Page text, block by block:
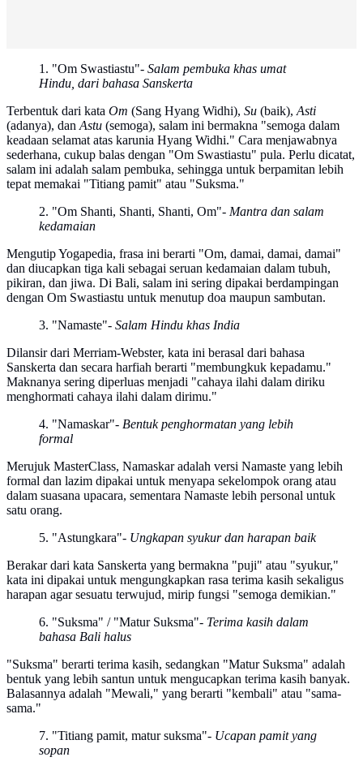
1. "Om Swastiastu"- Salam pembuka khas umat
Hindu, dari bahasa Sanskerta
Terbentuk dari kata Om (Sang Hyang Widhi), Su (baik), Asti
(adanya), dan Astu (semoga), salam ini bermakna "semoga dalam
keadaan selamat atas karunia Hyang Widhi." Cara menjawabnya
sederhana, cukup balas dengan "Om Swastiastu" pula. Perlu dicatat,
salam ini adalah salam pembuka, sehingga untuk berpamitan lebih
tepat memakai "Titiang pamit" atau "Suksma."
2. "Om Shanti, Shanti, Shanti, Om"- Mantra dan salam
kedamaian
Mengutip Yogapedia, frasa ini berarti "Om, damai, damai, damai"
dan diucapkan tiga kali sebagai seruan kedamaian dalam tubuh,
pikiran, dan jiwa. Di Bali, salam ini sering dipakai berdampingan
dengan Om Swastiastu untuk menutup doa maupun sambutan.
3. "Namaste"- Salam Hindu khas India
Dilansir dari Merriam-Webster, kata ini berasal dari bahasa
Sanskerta dan secara harfiah berarti "membungkuk kepadamu."
Maknanya sering diperluas menjadi "cahaya ilahi dalam diriku
menghormati cahaya ilahi dalam dirimu."
4. "Namaskar"- Bentuk penghormatan yang lebih
formal
Merujuk MasterClass, Namaskar adalah versi Namaste yang lebih
formal dan lazim dipakai untuk menyapa sekelompok orang atau
dalam suasana upacara, sementara Namaste lebih personal untuk
satu orang.
5. "Astungkara"- Ungkapan syukur dan harapan baik
Berakar dari kata Sanskerta yang bermakna "puji" atau "syukur,"
kata ini dipakai untuk mengungkapkan rasa terima kasih sekaligus
harapan agar sesuatu terwujud, mirip fungsi "semoga demikian."
6. "Suksma" / "Matur Suksma"- Terima kasih dalam
bahasa Bali halus
"Suksma" berarti terima kasih, sedangkan "Matur Suksma" adalah
bentuk yang lebih santun untuk mengucapkan terima kasih banyak.
Balasannya adalah "Mewali," yang berarti "kembali" atau "sama-
sama."
7. "Titiang pamit, matur suksma"- Ucapan pamit yang
sopan